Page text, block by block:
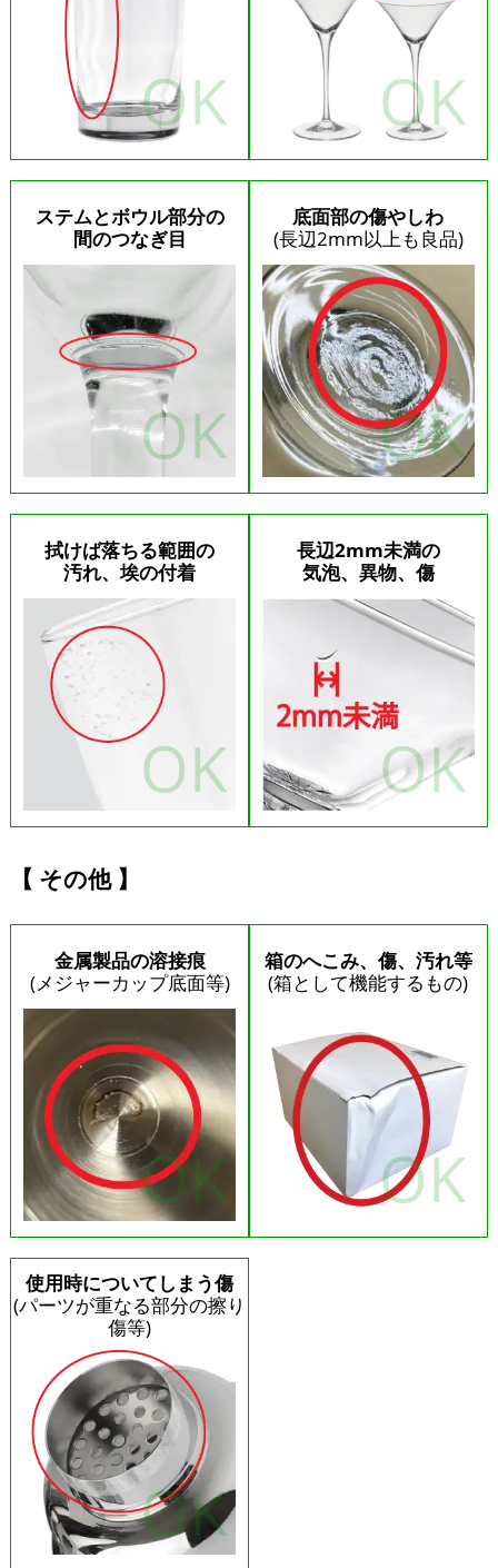
ステムとボウル部分の
間のつなぎ目
底面部の傷やしわ
(長辺2mm以上も良品)
拭けば落ちる範囲の
汚れ、埃の付着
長辺2mm未満の
気泡、異物、傷
その他
金属製品の溶接痕
(メジャーカップ底面等)
箱のへこみ、傷、汚れ等
(箱として機能するもの)
使用時についてしまう傷
(パーツが重なる部分の擦り
傷等)